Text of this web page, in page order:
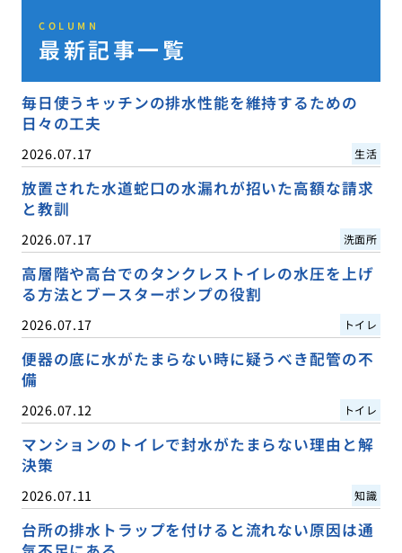
COLUMN
最新記事一覧
毎日使うキッチンの排水性能を維持するための
日々の工夫
2026.07.17 生活
放置された水道蛇口の水漏れが招いた高額な請求
と教訓
2026.07.17 洗面所
高層階や高台でのタンクレストイレの水圧を上げ
る方法とブースターポンプの役割
2026.07.17 トイレ
便器の底に水がたまらない時に疑うべき配管の不
備
2026.07.12 トイレ
マンションのトイレで封水がたまらない理由と解
決策
2026.07.11 知識
台所の排水トラップを付けると流れない原因は通